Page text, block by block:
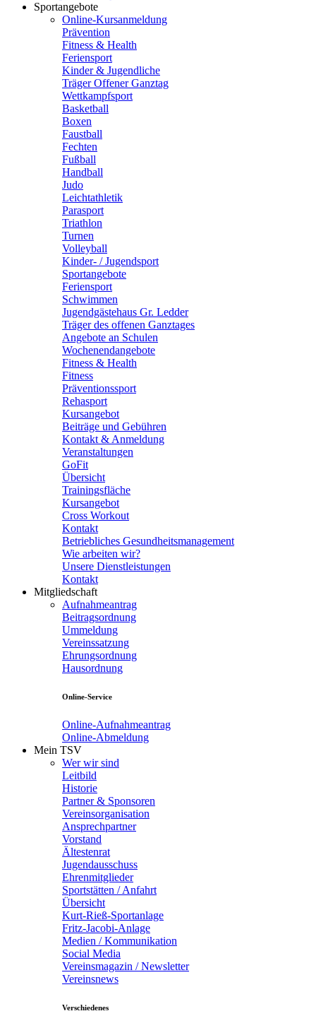
Sportangebote
Online-Kursanmeldung
Prävention
Fitness & Health
Feriensport
Kinder & Jugendliche
Träger Offener Ganztag
Wettkampfsport
Basketball
Boxen
Faustball
Fechten
Fußball
Handball
Judo
Leichtathletik
Parasport
Triathlon
Turnen
Volleyball
Kinder- / Jugendsport
Sportangebote
Feriensport
Schwimmen
Jugendgästehaus Gr. Ledder
Träger des offenen Ganztages
Angebote an Schulen
Wochenendangebote
Fitness & Health
Fitness
Präventionssport
Rehasport
Kursangebot
Beiträge und Gebühren
Kontakt & Anmeldung
Veranstaltungen
GoFit
Übersicht
Trainingsfläche
Kursangebot
Cross Workout
Kontakt
Betriebliches Gesundheitsmanagement
Wie arbeiten wir?
Unsere Dienstleistungen
Kontakt
Mitgliedschaft
Aufnahmeantrag
Beitragsordnung
Ummeldung
Vereinssatzung
Ehrungsordnung
Hausordnung
Online-Service
Online-Aufnahmeantrag
Online-Abmeldung
Mein TSV
Wer wir sind
Leitbild
Historie
Partner & Sponsoren
Vereinsorganisation
Ansprechpartner
Vorstand
Ältestenrat
Jugendausschuss
Ehrenmitglieder
Sportstätten / Anfahrt
Übersicht
Kurt-Rieß-Sportanlage
Fritz-Jacobi-Anlage
Medien / Kommunikation
Social Media
Vereinsmagazin / Newsletter
Vereinsnews
Verschiedenes